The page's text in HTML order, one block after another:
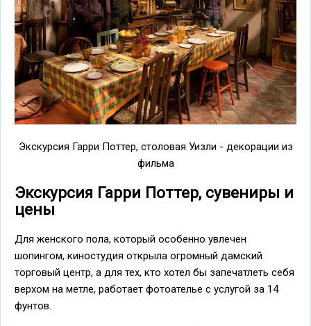
Экскурсия Гарри Поттер, столовая Уизли - декорации из
фильма
Экскурсия Гарри Поттер, сувениры и
цены
Для женского пола, который особенно увлечен
шопингом, киностудия открыла огромный дамский
торговый центр, а для тех, кто хотел бы запечатлеть себя
верхом на метле, работает фотоателье с услугой за 14
фунтов.